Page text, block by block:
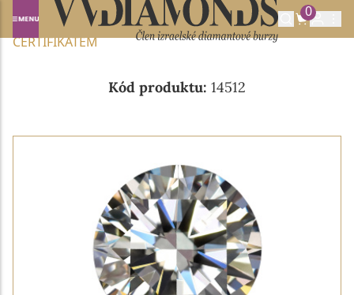
0
Domů NABÍDKA DIAMANTŮ
0.31CT E/IF S GIA
CERTIFIKÁTEM
Kód produktu: 14512